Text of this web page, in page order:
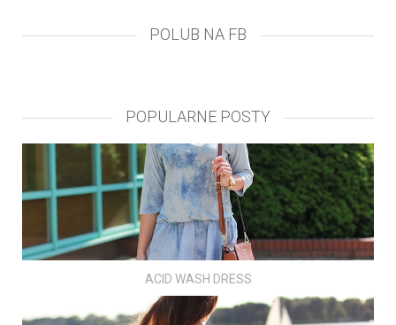
POLUB NA FB
POPULARNE POSTY
ACID WASH DRESS